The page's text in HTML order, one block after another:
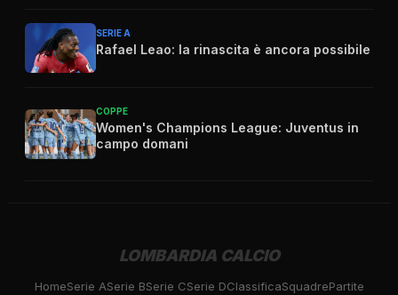
SERIE A
Rafael Leao: la rinascita è ancora possibile
COPPE
Women's Champions League: Juventus in
campo domani
LOMBARDIA CALCIO
HomeSerie ASerie BSerie CSerie DClassificaSquadrePartite